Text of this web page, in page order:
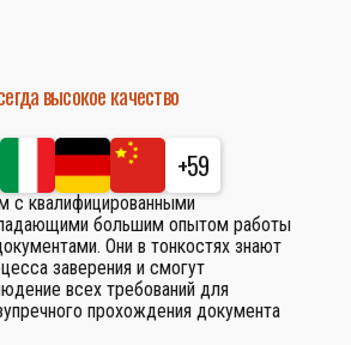
высокое качество
+59
с квалифицированными
большим опытом работы
Они в тонкостях знают
заверения и смогут
всех требований для
прохождения документа